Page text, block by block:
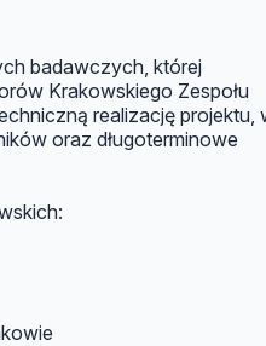
badawczych, której
Krakowskiego Zespołu
realizację projektu,
oraz długoterminowe